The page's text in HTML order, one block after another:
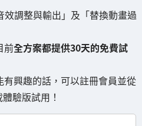
調整與輸出」及「替換動畫過
前全方案都提供30天的免費試
有興趣的話，可以註冊會員並從
驗版試用！